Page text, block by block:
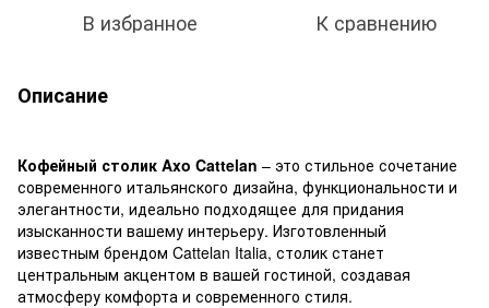
В избранное К сравнению
Описание
Кофейный столик Axo Cattelan – это стильное сочетание
современного итальянского дизайна, функциональности и
элегантности, идеально подходящее для придания
изысканности вашему интерьеру. Изготовленный
известным брендом Cattelan Italia, столик станет
центральным акцентом в вашей гостиной, создавая
атмосферу комфорта и современного стиля.